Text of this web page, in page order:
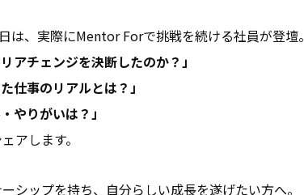
は、実際にMentor Forで挑戦を続ける社員が登壇。
アチェンジを決断したのか？」
仕事のリアルとは？」
やりがいは？」
アします。
シップを持ち、自分らしい成長を遂げたい方へ。